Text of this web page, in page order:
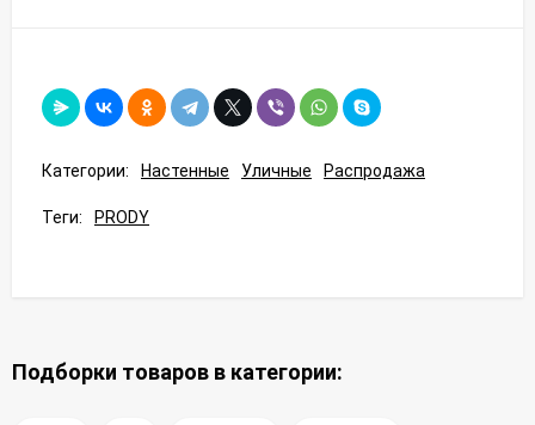
Категории: Настенные Уличные Распродажа
Теги: PRODY
Подборки товаров в категории: